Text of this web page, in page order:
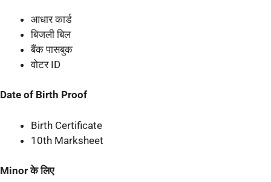
आधार कार्ड
बिजली बिल
बैंक पासबुक
वोटर ID
Date of Birth Proof
Birth Certificate
10th Marksheet
Minor के लिए